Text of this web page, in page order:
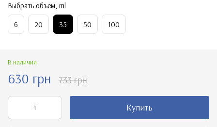
Выбрать объем, ml
6 20 35 50 100
В наличии
630 грн 733 грн
Купить